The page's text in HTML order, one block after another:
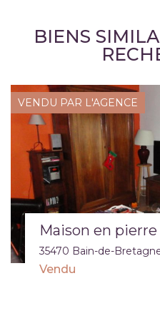
BIENS
VENDU PAR L'AGENCE
35470 BAIN DE
Vendu